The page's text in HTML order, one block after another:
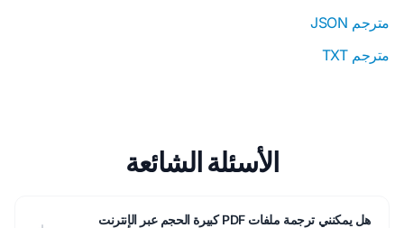
مترجم JSON
مترجم TXT
الأسئلة الشائعة
هل يمكنني ترجمة ملفات PDF كبيرة الحجم عبر الإنترنت